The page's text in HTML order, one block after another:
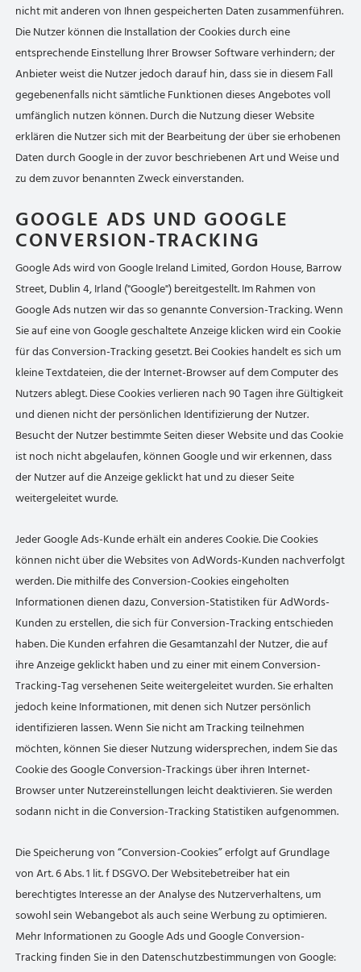
nicht mit anderen von Ihnen gespeicherten Daten zusammenführen.
Die Nutzer können die Installation der Cookies durch eine
entsprechende Einstellung Ihrer Browser Software verhindern; der
Anbieter weist die Nutzer jedoch darauf hin, dass sie in diesem Fall
gegebenenfalls nicht sämtliche Funktionen dieses Angebotes voll
umfänglich nutzen können. Durch die Nutzung dieser Website
erklären die Nutzer sich mit der Bearbeitung der über sie erhobenen
Daten durch Google in der zuvor beschriebenen Art und Weise und
zu dem zuvor benannten Zweck einverstanden.
GOOGLE ADS UND GOOGLE
CONVERSION-TRACKING
Google Ads wird von Google Ireland Limited, Gordon House, Barrow
Street, Dublin 4, Irland ("Google") bereitgestellt. Im Rahmen von
Google Ads nutzen wir das so genannte Conversion-Tracking. Wenn
Sie auf eine von Google geschaltete Anzeige klicken wird ein Cookie
für das Conversion-Tracking gesetzt. Bei Cookies handelt es sich um
kleine Textdateien, die der Internet-Browser auf dem Computer des
Nutzers ablegt. Diese Cookies verlieren nach 90 Tagen ihre Gültigkeit
und dienen nicht der persönlichen Identifizierung der Nutzer.
Besucht der Nutzer bestimmte Seiten dieser Website und das Cookie
ist noch nicht abgelaufen, können Google und wir erkennen, dass
der Nutzer auf die Anzeige geklickt hat und zu dieser Seite
weitergeleitet wurde.
Jeder Google Ads-Kunde erhält ein anderes Cookie. Die Cookies
können nicht über die Websites von AdWords-Kunden nachverfolgt
werden. Die mithilfe des Conversion-Cookies eingeholten
Informationen dienen dazu, Conversion-Statistiken für AdWords-
Kunden zu erstellen, die sich für Conversion-Tracking entschieden
haben. Die Kunden erfahren die Gesamtanzahl der Nutzer, die auf
ihre Anzeige geklickt haben und zu einer mit einem Conversion-
Tracking-Tag versehenen Seite weitergeleitet wurden. Sie erhalten
jedoch keine Informationen, mit denen sich Nutzer persönlich
identifizieren lassen. Wenn Sie nicht am Tracking teilnehmen
möchten, können Sie dieser Nutzung widersprechen, indem Sie das
Cookie des Google Conversion-Trackings über ihren Internet-
Browser unter Nutzereinstellungen leicht deaktivieren. Sie werden
sodann nicht in die Conversion-Tracking Statistiken aufgenommen.
Die Speicherung von “Conversion-Cookies” erfolgt auf Grundlage
von Art. 6 Abs. 1 lit. f DSGVO. Der Websitebetreiber hat ein
berechtigtes Interesse an der Analyse des Nutzerverhaltens, um
sowohl sein Webangebot als auch seine Werbung zu optimieren.
Mehr Informationen zu Google Ads und Google Conversion-
Tracking finden Sie in den Datenschutzbestimmungen von Google: